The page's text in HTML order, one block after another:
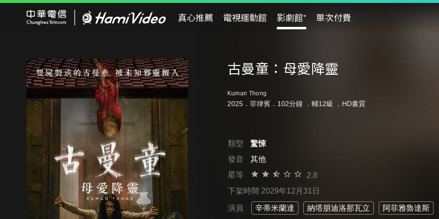
真心推薦 電視運動館 影劇館⁺ 單次付費
古曼童：母愛降靈
Kuman Thong
2025．菲律賓．102分鐘 ． 輔12級 ．HD畫質
類型
驚悚
發音
其他
星等
2.8
下架時間 2029年12月31日
演員 辛蒂米蘭達 納塔朋迪洛那瓦立 阿菲雅魯達斯